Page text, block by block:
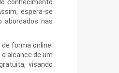
conhecimento
espera-se
abordados nas
forma online.
alcance de um
visando